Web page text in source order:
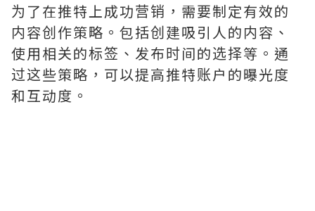
为了在推特上成功营销，需要制定有效的
内容创作策略。包括创建吸引人的内容、
使用相关的标签、发布时间的选择等。通
过这些策略，可以提高推特账户的曝光度
和互动度。